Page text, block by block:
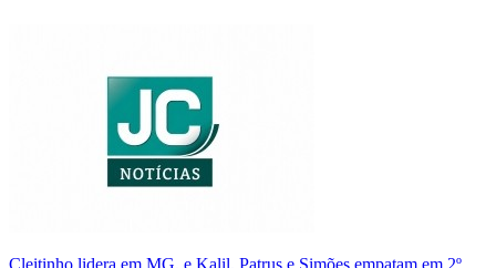
Cleitinho lidera em MG, e Kalil, Patrus e Simões empatam em 2º